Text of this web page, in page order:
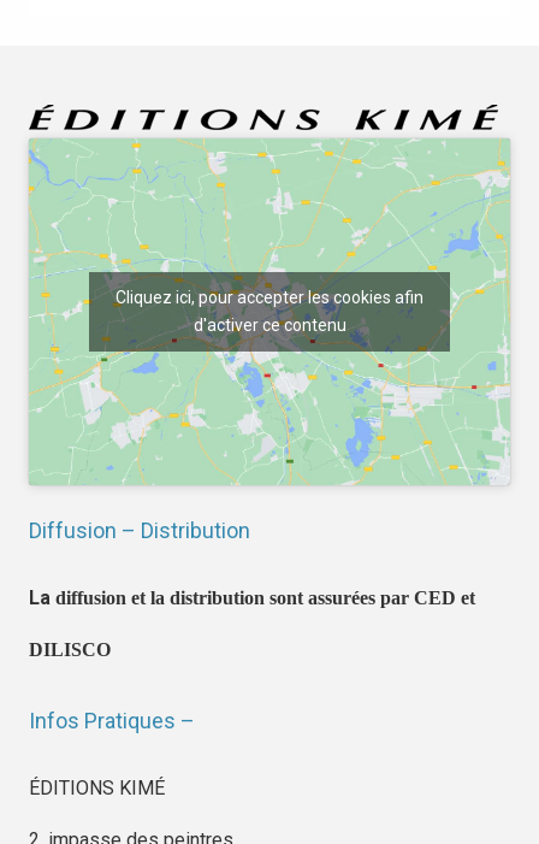
Cliquez ici, pour accepter les cookies afin
d'activer ce contenu
Diffusion – Distribution
La diffusion et la distribution sont assurées par CED et
DILISCO
Infos Pratiques –
ÉDITIONS KIMÉ